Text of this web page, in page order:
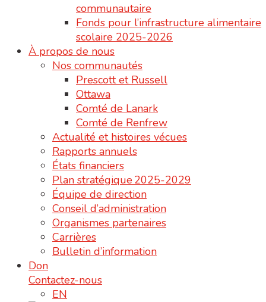
communautaire
Fonds pour l’infrastructure alimentaire
scolaire 2025-2026
À propos de nous
Nos communautés
Prescott et Russell
Ottawa
Comté de Lanark
Comté de Renfrew
Actualité et histoires vécues
Rapports annuels
États financiers
Plan stratégique 2025-2029
Équipe de direction
Conseil d’administration
Organismes partenaires
Carrières
Bulletin d’information
Don
Contactez-nous
EN